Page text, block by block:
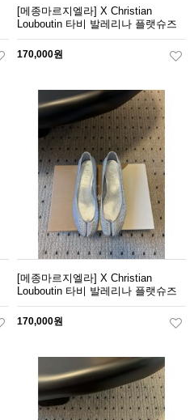
[메종마르지엘라] X Christian
Louboutin 타비 발레리나 플랫슈즈
170,000원
[메종마르지엘라] X Christian
Louboutin 타비 발레리나 플랫슈즈
170,000원